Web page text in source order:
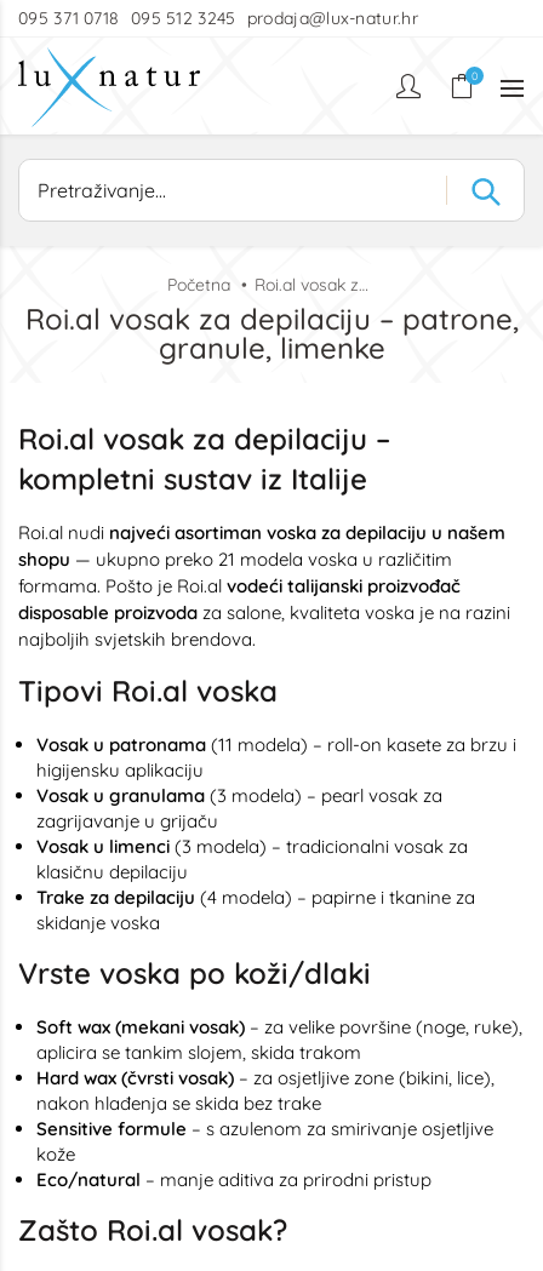
095 371 0718 095 512 3245 prodaja@lux-natur.hr
0
Početna Roi.al vosak za depilaciju – patrone, granule, limenke
Roi.al vosak za depilaciju – patrone,
granule, limenke
Roi.al vosak za depilaciju –
kompletni sustav iz Italije
Roi.al nudi najveći asortiman voska za depilaciju u našem
shopu — ukupno preko 21 modela voska u različitim
formama. Pošto je Roi.al vodeći talijanski proizvođač
disposable proizvoda za salone, kvaliteta voska je na razini
najboljih svjetskih brendova.
Tipovi Roi.al voska
Vosak u patronama (11 modela) – roll-on kasete za brzu i
higijensku aplikaciju
Vosak u granulama (3 modela) – pearl vosak za
zagrijavanje u grijaču
Vosak u limenci (3 modela) – tradicionalni vosak za
klasičnu depilaciju
Trake za depilaciju (4 modela) – papirne i tkanine za
skidanje voska
Vrste voska po koži/dlaki
Soft wax (mekani vosak) – za velike površine (noge, ruke),
aplicira se tankim slojem, skida trakom
Hard wax (čvrsti vosak) – za osjetljive zone (bikini, lice),
nakon hlađenja se skida bez trake
Sensitive formule – s azulenom za smirivanje osjetljive
kože
Eco/natural – manje aditiva za prirodni pristup
Zašto Roi.al vosak?